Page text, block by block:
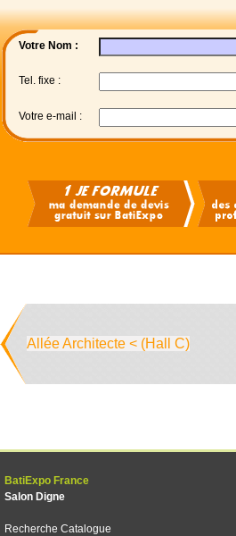
Votre Nom :
Tel. fixe :
Votre e-mail :
Allée Architecte < (Hall C)
BatiExpo France
Salon Digne
Recherche Catalogue